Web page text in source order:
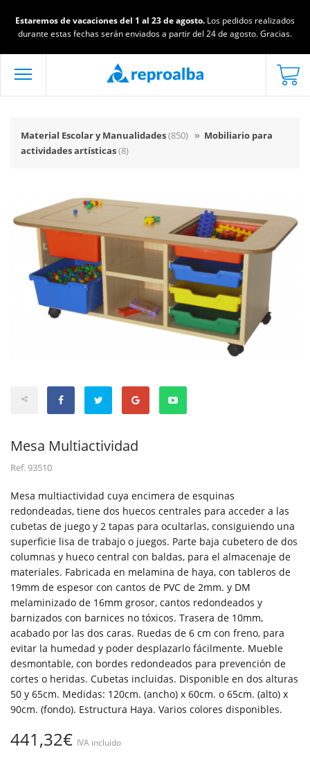
Estaremos de vacaciones del 1 al 23 de agosto. Los pedidos realizados
durante estas fechas serán enviados a partir del 24 de agosto. Gracias.
Material Escolar y Manualidades(850) » Mobiliario para
actividades artísticas(8)
Mesa Multiactividad
Ref.93510
Mesa multiactividad cuya encimera de esquinas
redondeadas, tiene dos huecos centrales para acceder a las
cubetas de juego y 2 tapas para ocultarlas, consiguiendo una
superficie lisa de trabajo o juegos. Parte baja cubetero de dos
columnas y hueco central con baldas, para el almacenaje de
materiales. Fabricada en melamina de haya, con tableros de
19mm de espesor con cantos de PVC de 2mm. y DM
melaminizado de 16mm grosor, cantos redondeados y
barnizados con barnices no tóxicos. Trasera de 10mm,
acabado por las dos caras. Ruedas de 6 cm con freno, para
evitar la humedad y poder desplazarlo fácilmente. Mueble
desmontable, con bordes redondeados para prevención de
cortes o heridas. Cubetas incluidas. Disponible en dos alturas
50 y 65cm. Medidas: 120cm. (ancho) x 60cm. o 65cm. (alto) x
90cm. (fondo). Estructura Haya. Varios colores disponibles.
441,32€ IVA incluido